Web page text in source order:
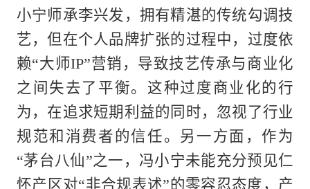
小宁师承李兴发，拥有精湛的传统勾调技
艺，但在个人品牌扩张的过程中，过度依
赖“大师IP”营销，导致技艺传承与商业化
之间失去了平衡。这种过度商业化的行
为，在追求短期利益的同时，忽视了行业
规范和消费者的信任。另一方面，作为
“茅台八仙”之一，冯小宁未能充分预见仁
怀产区对“非合规表述”的零容忍态度，产